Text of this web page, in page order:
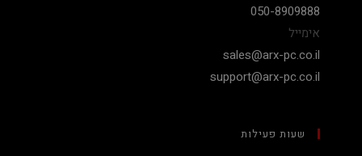
050-8909888
אימייל
sales@arx-pc.co.il
support@arx-pc.co.il
שעות פעילות